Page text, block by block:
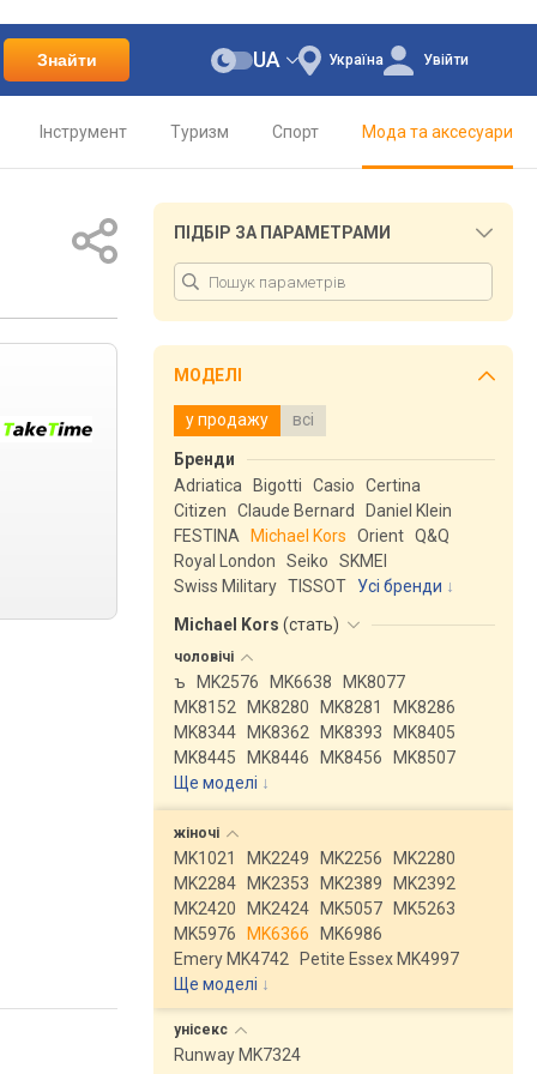
Знайти Україна
UA Увійти
Інструмент Туризм Спорт Мода та аксесуари
ПІДБІР ЗА ПАРАМЕТРАМИ
МОДЕЛІ
у продажу всі
Бренди
Adriatica
Bigotti Casio
Certina
Citizen
Claude Bernard
Daniel Klein
FESTINA
Michael Kors Orient Q&Q
Royal London
Seiko
SKMEI
Swiss Military TISSOT
Усі бренди
Michael Kors (стать)
чоловічі
ъ MK2576 MK6638
MK8077
MK8152
MK8280 MK8281
MK8286
MK8344
MK8362 MK8393
MK8405
MK8445
MK8446 MK8456
MK8507
Ще моделі ↓
жіночі
MK1021 MK2249 MK2256
MK2280
MK2284
MK2353 MK2389
MK2392
MK2420
MK2424 MK5057
MK5263
MK5976
MK6366
MK6986
Emery MK4742
Petite Essex MK4997
Ще моделі ↓
унісекс
Runway MK7324